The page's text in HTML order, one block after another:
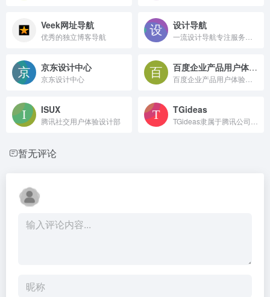
Veek网址导航
优秀的独立博客导航
设计导航
京东设计中心
京东设计中心
百度企业产品用户体验中心
ISUX
腾讯社交用户体验设计部
TGideas
暂无评论